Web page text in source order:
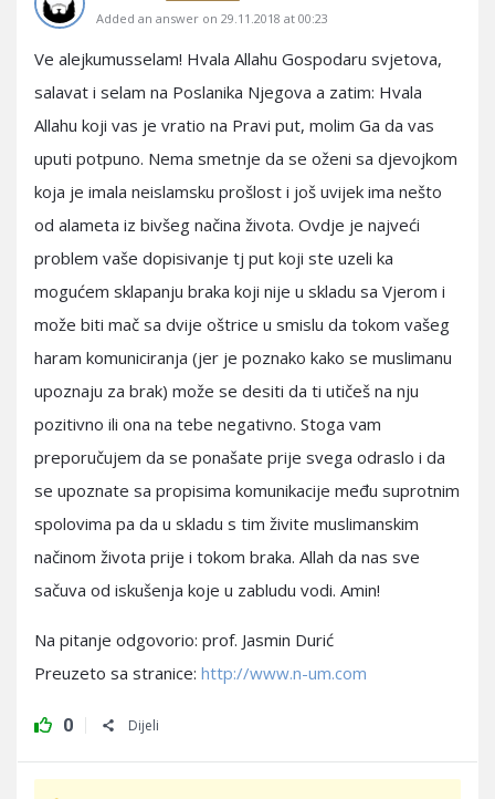
Added an answer on 29.11.2018 at 00:23
Ve alejkumusselam! Hvala Allahu Gospodaru svjetova,
salavat i selam na Poslanika Njegova a zatim: Hvala
Allahu koji vas je vratio na Pravi put, molim Ga da vas
uputi potpuno. Nema smetnje da se oženi sa djevojkom
koja je imala neislamsku prošlost i još uvijek ima nešto
od alameta iz bivšeg načina života. Ovdje je najveći
problem vaše dopisivanje tj put koji ste uzeli ka
mogućem sklapanju braka koji nije u skladu sa Vjerom i
može biti mač sa dvije oštrice u smislu da tokom vašeg
haram komuniciranja (jer je poznako kako se muslimanu
upoznaju za brak) može se desiti da ti utičeš na nju
pozitivno ili ona na tebe negativno. Stoga vam
preporučujem da se ponašate prije svega odraslo i da
se upoznate sa propisima komunikacije među suprotnim
spolovima pa da u skladu s tim živite muslimanskim
načinom života prije i tokom braka. Allah da nas sve
sačuva od iskušenja koje u zabludu vodi. Amin!
Na pitanje odgovorio: prof. Jasmin Durić
Preuzeto sa stranice: http://www.n-um.com
0 Dijeli